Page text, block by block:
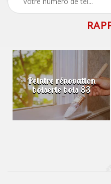
Peintre rénovation
boiserie bois 83